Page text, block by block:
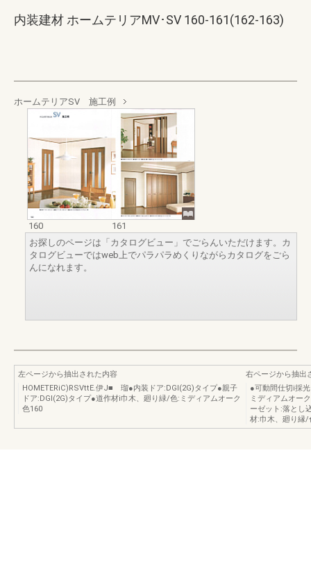
内装建材 ホームテリアMV･SV 160-161(162-163)
ホームテリアSV 施工例
160
161
お探しのページは「カタログビュー」でごらんいただけます。カ
タログビューではweb上でパラパラめくりながらカタログをごら
んになれます。
左ページから抽出された内容
HOMETERiC)RSVttE.伊J■ 瑠●内装ドア:DGl(2G)タイプ●親子
ドア:DGl(2G)タイプ●道作材i巾木、廻り緑/色:ミディアムオーク
色160
右ページから抽出
●可動間仕切i採
ミディアムオ
ーゼット:落とし
材:巾木、廻り縁/